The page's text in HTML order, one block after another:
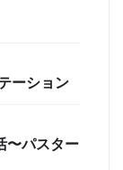
ーション
〜パスター